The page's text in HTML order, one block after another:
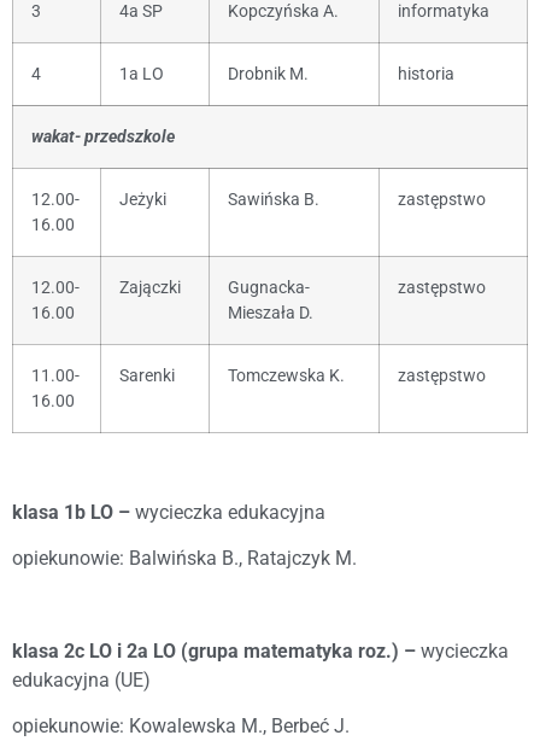
3 4a SP Kopczyńska A. informatyka
4 1a LO Drobnik M. historia
wakat- przedszkole
12.00-
16.00
Jeżyki Sawińska B. zastępstwo
12.00-
16.00
Zajączki
Gugnacka-
Mieszała D.
zastępstwo
11.00-
16.00
Sarenki Tomczewska K. zastępstwo
klasa 1b LO – wycieczka edukacyjna
opiekunowie: Balwińska B., Ratajczyk M.
klasa 2c LO i 2a LO (grupa matematyka roz.) – wycieczka
edukacyjna (UE)
opiekunowie: Kowalewska M., Berbeć J.